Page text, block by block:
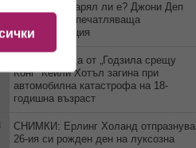
ВИДЕО: Остарял ли е? Джони Деп
изненада с впечатляваща
трансформация
Детето звезда от „Годзила срещу
Конг“ Кейли Хотъл загина при
автомобилна катастрофа на 18-
годишна възраст
СНИМКИ: Ерлинг Холанд отпразнува
26-ия си рожден ден на луксозна